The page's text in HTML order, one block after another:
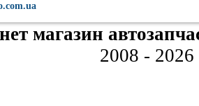
магазин
2008 - 2026